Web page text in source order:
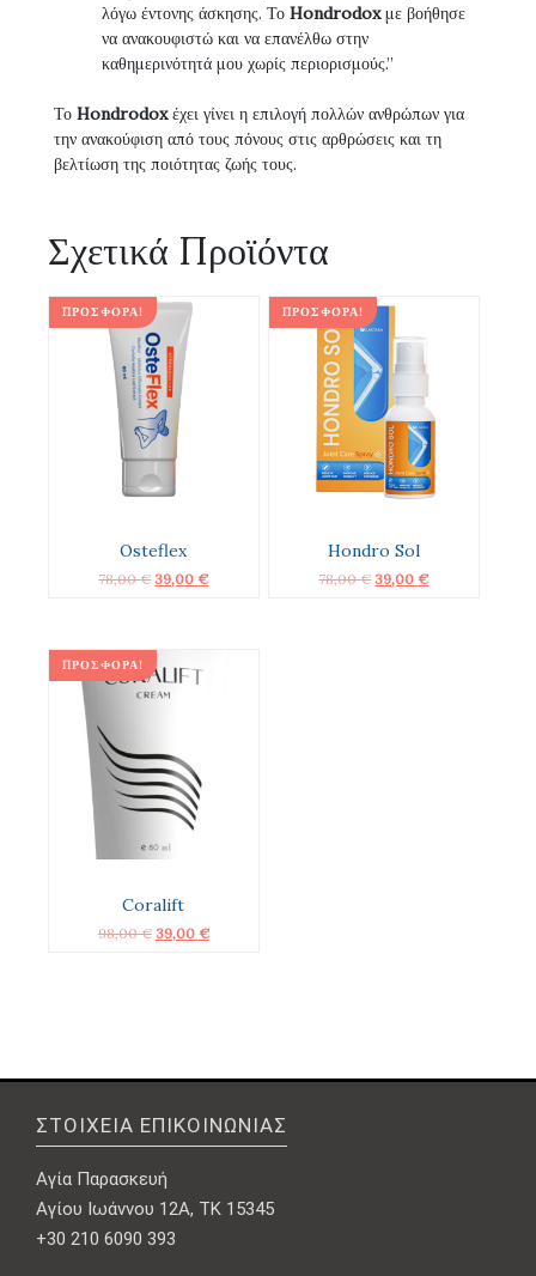
λόγω έντονης άσκησης. Το Hondrodoxμε βοήθησε
να ανακουφιστώ και να επανέλθω στην
καθημερινότητά μου χωρίς περιορισμούς.”
Το Hondrodoxέχει γίνει η επιλογή πολλών ανθρώπων για
την ανακούφιση από τους πόνους στις αρθρώσεις και τη
βελτίωση της ποιότητας ζωής τους.
Σχετικά Προϊόντα
ΠΡΟΣΦΟΡΆ!
Osteflex
78,00€ Original
39,00 €Η
ΠΡΟΣΦΟΡΆ!
Hondro Sol
78,00€ Original
39,00 €Η
ΠΡΟΣΦΟΡΆ!
Coralift
98,00€ Original
39,00 €Η
ΣΤΟΙΧΕΊΑ ΕΠΙΚΟΙΝΩΝΊΑΣ
Αγία Παρασκευή
Αγίου Ιωάννου 12Α, ΤΚ 15345
+30 210 6090 393